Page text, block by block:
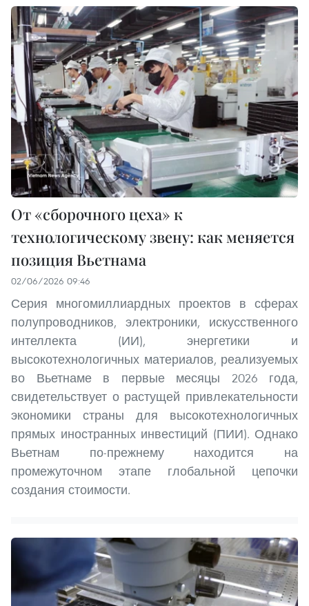
От «сборочного цеха» к
технологическому звену: как меняется
позиция Вьетнама
02/06/2026 09:46
Серия многомиллиардных проектов в сферах
полупроводников, электроники, искусственного
интеллекта (ИИ), энергетики и
высокотехнологичных материалов, реализуемых
во Вьетнаме в первые месяцы 2026 года,
свидетельствует о растущей привлекательности
экономики страны для высокотехнологичных
прямых иностранных инвестиций (ПИИ). Однако
Вьетнам по-прежнему находится на
промежуточном этапе глобальной цепочки
создания стоимости.